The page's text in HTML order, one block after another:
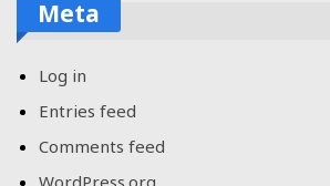
Meta
Log in
Entries feed
Comments feed
WordPress.org